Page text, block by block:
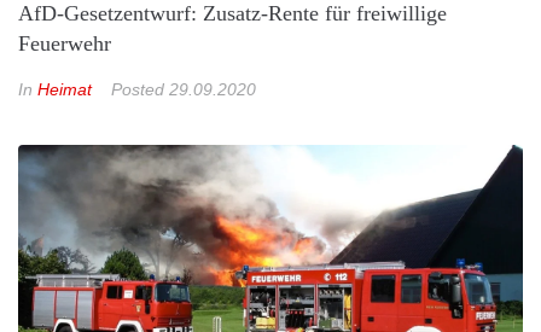
AfD-Gesetzentwurf: Zusatz-Rente für freiwillige
Feuerwehr
In Heimat Posted 29.09.2020